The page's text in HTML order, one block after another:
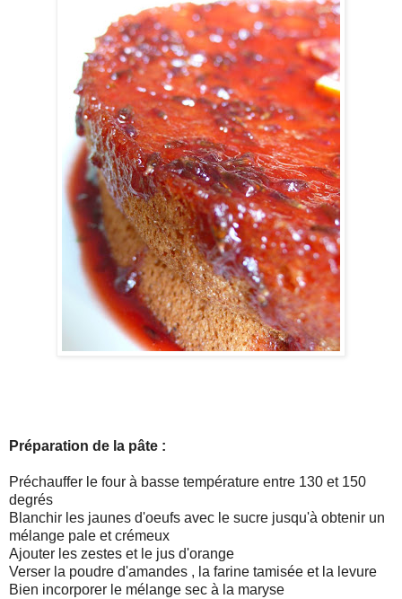
Préparation de la pâte :
Préchauffer le four à basse température entre 130 et 150
degrés
Blanchir les jaunes d'oeufs avec le sucre jusqu'à obtenir un
mélange pale et crémeux
Ajouter les zestes et le jus d'orange
Verser la poudre d'amandes , la farine tamisée et la levure
Bien incorporer le mélange sec à la maryse